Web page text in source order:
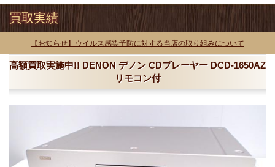
買取実績
【お知らせ】ウイルス感染予防に対する当店の取り組みについて
高額買取実施中!! DENON デノン CDプレーヤー DCD-1650AZ
リモコン付